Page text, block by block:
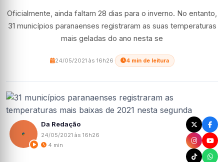
Oficialmente, ainda faltam 28 dias para o inverno. No entanto,
31 municípios paranaenses registraram as suas temperaturas
mais geladas do ano nesta se
24/05/2021 às 16h26 4 min de leitura
Da Redação
24/05/2021 às 16h26
4 min